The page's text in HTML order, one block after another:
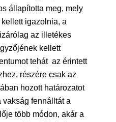
állapította meg, mely
igazolnia, a
az illetékes
kellett
tehát az érintett
részére csak az
hozott határozatot
vakság fennálltát a
több módon, akár a